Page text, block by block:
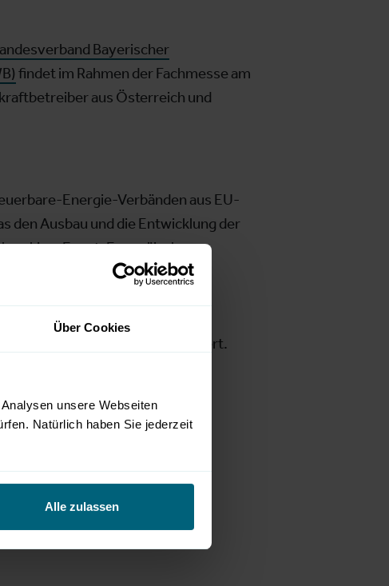
Über Cookies
unsere Webseiten
Natürlich haben Sie jederzeit
Alle zulassen
Bayerischer
findet im Rahmen der Fachmesse am
aus Österreich und
Energie-Verbänden aus EU-
den Ausbau und die Entwicklung der
Event. Europäische
sollen mit den richtigen
über Neuheiten in der EU-
für die Wasserkraftbranche
"PEN@Hydropower" präsentiert.
Zugang zum Thema
als Innovationsmotor genutzt